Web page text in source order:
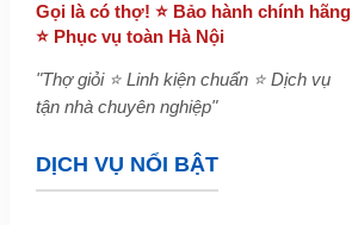
Gọi là có thợ! ⭐ Bảo hành chính hãng
⭐ Phục vụ toàn Hà Nội
"Thợ giỏi ⭐ Linh kiện chuẩn ⭐ Dịch vụ
tận nhà chuyên nghiệp"
DỊCH VỤ NỔI BẬT